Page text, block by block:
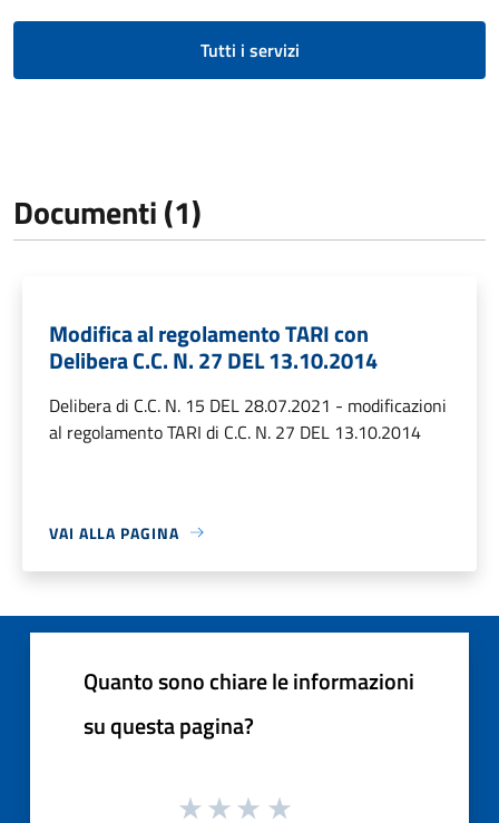
Tutti i servizi
Documenti (1)
Modifica al regolamento TARI con
Delibera C.C. N. 27 DEL 13.10.2014
Delibera di C.C. N. 15 DEL 28.07.2021 - modificazioni
al regolamento TARI di C.C. N. 27 DEL 13.10.2014
VAI ALLA PAGINA
Quanto sono chiare le informazioni
su questa pagina?